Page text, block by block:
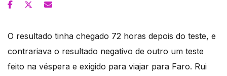
O resultado tinha chegado 72 horas depois do teste, e
contrariava o resultado negativo de outro um teste
feito na véspera e exigido para viajar para Faro. Rui